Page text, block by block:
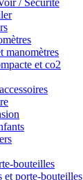
/ Sécurité
manomètres
et co2
bouteilles
et porte-bouteilles